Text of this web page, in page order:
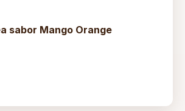
sabor Mango Orange